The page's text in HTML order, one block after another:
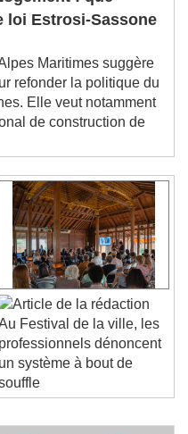
: que
Estrosi-Sassone
Maritimes suggère
refonder la politique du
Elle veut notamment
de construction de
Au Festival de la ville, les
professionnels dénoncent
un système à bout de